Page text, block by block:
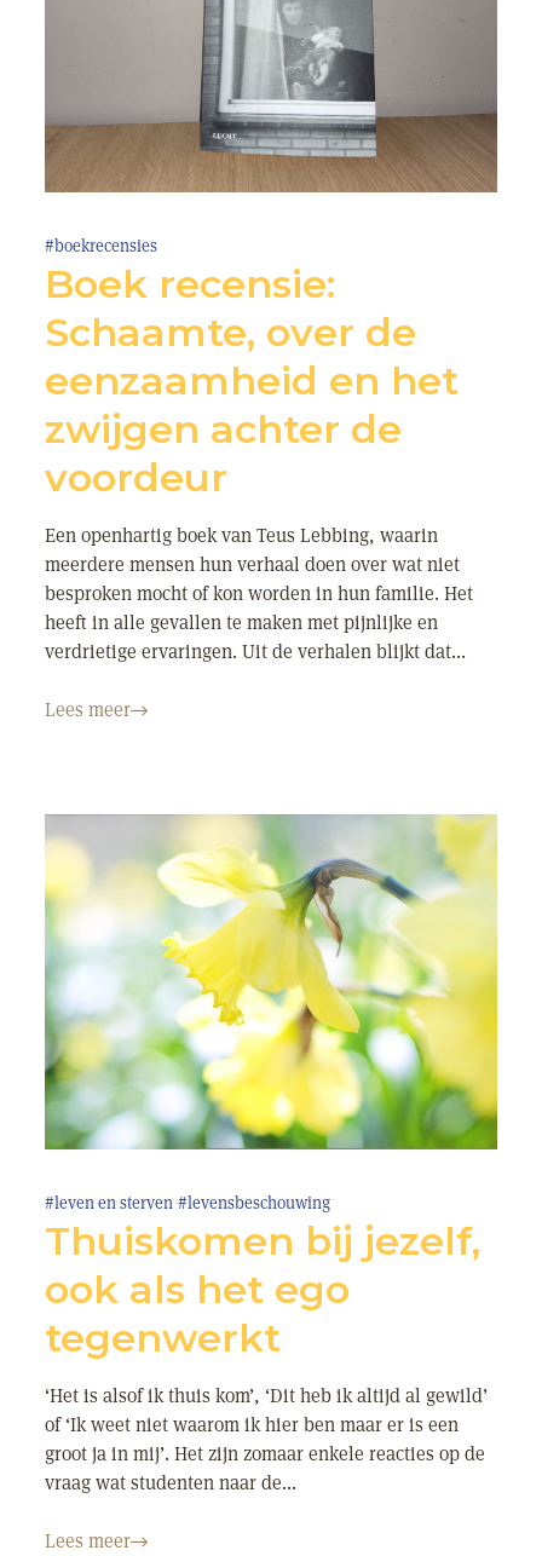
#boekrecensies
Boek recensie:
Schaamte, over de
eenzaamheid en het
zwijgen achter de
voordeur
Een openhartig boek van Teus Lebbing, waarin
meerdere mensen hun verhaal doen over wat niet
besproken mocht of kon worden in hun familie. Het
heeft in alle gevallen te maken met pijnlijke en
verdrietige ervaringen. Uit de verhalen blijkt dat...
Lees meer
#leven en sterven #levensbeschouwing
Thuiskomen bij jezelf,
ook als het ego
tegenwerkt
‘Het is alsof ik thuis kom’, ‘Dit heb ik altijd al gewild’
of ‘Ik weet niet waarom ik hier ben maar er is een
groot ja in mij’. Het zijn zomaar enkele reacties op de
vraag wat studenten naar de...
Lees meer